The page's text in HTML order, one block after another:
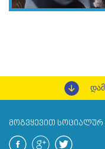
ᲛᲝᲒᲕᲧᲔᲕᲘᲗ ᲡᲝᲪᲘᲐᲚᲣᲠ